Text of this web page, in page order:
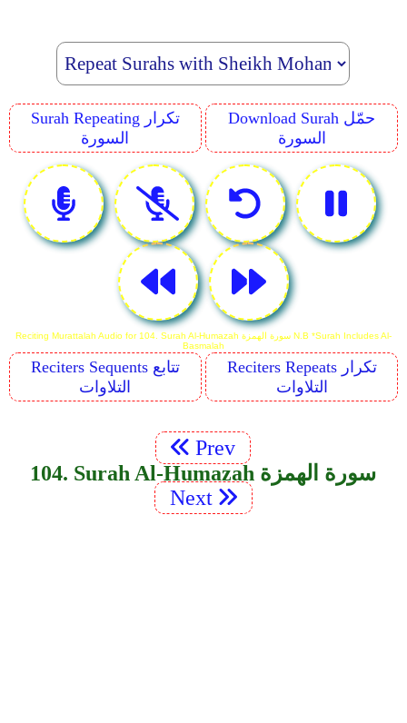
Surah Repeating تكرار
السورة
Download Surah حمّل
السورة
Reciting Murattalah Audio for 104. Surah Al-Humazah سورة الهمزة N.B *Surah Includes Al-
Basmalah
Reciters Sequents تتابع
التلاوات
Reciters Repeats تكرار
التلاوات
Prev
104. Surah Al-Humazah سورة الهمزة
Next